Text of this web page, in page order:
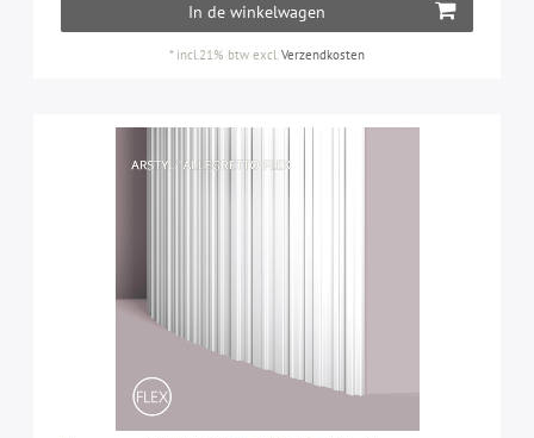
In de winkelwagen
* incl.21% btw excl.Verzendkosten